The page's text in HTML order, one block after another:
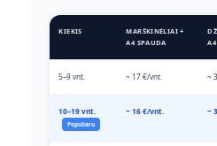
KIEKIS
MARŠKINĖLIAI +
A4 SPAUDA
5–9 vnt. ~ 17 €/vnt. ~
10–19 vnt.
Populiaru
~ 16 €/vnt. ~